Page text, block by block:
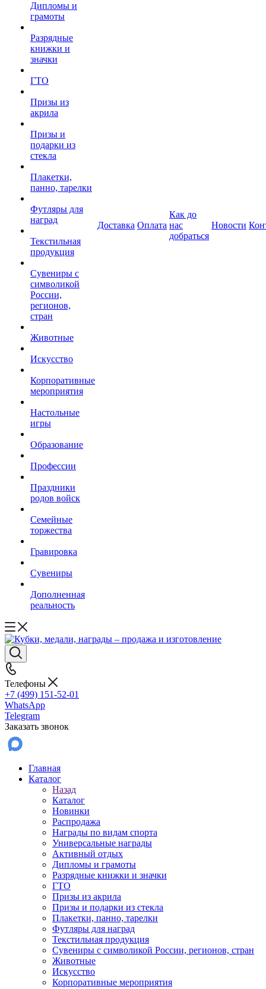
Дипломы и
грамоты
Разрядные
книжки и
значки
ГТО
Призы из
акрила
Призы и
подарки из
стекла
Плакетки,
панно, тарелки
Футляры для
наград
Текстильная
продукция
Сувениры с
символикой
России,
регионов,
стран
Животные
Искусство
Корпоративные
мероприятия
Настольные
игры
Образование
Профессии
Праздники
родов войск
Семейные
торжества
Гравировка
Сувениры
Дополненная
реальность
Доставка Оплата
Как до
нас
добраться
Новости
Телефоны
+7 (499) 151-52-01
WhatsApp
Telegram
Заказать звонок
Главная
Каталог
Назад
Каталог
Новинки
Распродажа
Награды по видам спорта
Универсальные награды
Активный отдых
Дипломы и грамоты
Разрядные книжки и значки
ГТО
Призы из акрила
Призы и подарки из стекла
Плакетки, панно, тарелки
Футляры для наград
Текстильная продукция
Сувениры с символикой России, регионов, стран
Животные
Искусство
Корпоративные мероприятия